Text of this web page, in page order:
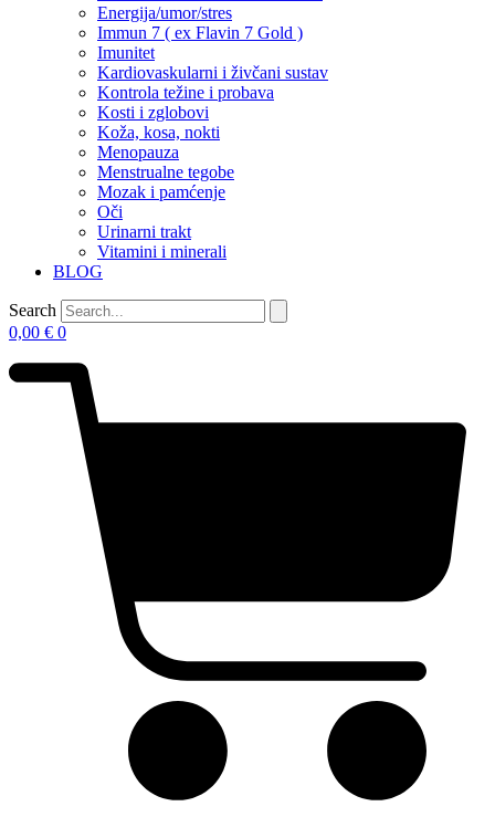
Energija/umor/stres
Immun 7 ( ex Flavin 7 Gold )
Imunitet
Kardiovaskularni i živčani sustav
Kontrola težine i probava
Kosti i zglobovi
Koža, kosa, nokti
Menopauza
Menstrualne tegobe
Mozak i pamćenje
Oči
Urinarni trakt
Vitamini i minerali
BLOG
Search
0,00 € 0